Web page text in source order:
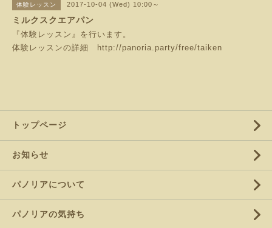
体験レッスン 2017-10-04 (Wed) 10:00～
ミルクスクエアパン
『体験レッスン』を行います。
体験レッスンの詳細
http://panoria.party/free/taiken
トップページ
お知らせ
パノリアについて
パノリアの気持ち